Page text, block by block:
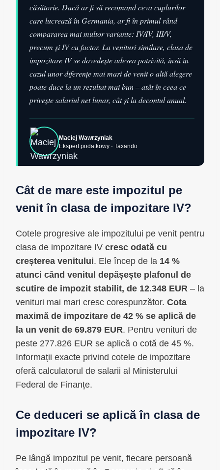
căsătorie. Dacă ar fi să recomand ceva cuplurilor
care lucrează în Germania, ar fi în primul rând
compararea mai multor variante: IV/IV, III/V,
precum și IV cu factor. La venituri similare, clasa de
impozitare IV se dovedește adesea potrivită, însă în
cazul unor diferențe mai mari de venit o altă alegere
poate duce la un rezultat mai bun – atât în ceea ce
privește salariul net lunar, cât și la decontul anual.
Maciej Wawrzyniak
Ekspert podatkowy · Taxando
Cât de mare este impozitul pe
venit în clasa de impozitare IV?
Cotele progresive ale impozitului pe venit pentru
clasa de impozitare IV cresc odată cu
creșterea venitului. Ele încep de la 14 %
atunci când venitul depășește plafonul de
scutire de impozit stabilit, de 12.348 EUR – la
venituri mai mari cresc corespunzător. Cota
maximă de impozitare de 42 % se aplică de
la un venit de 69.879 EUR. Pentru venituri de
peste 277.826 EUR se aplică o cotă de 45 %.
Informații exacte privind cotele de impozitare
oferă calculatorul de salarii al Ministerului
Federal de Finanțe.
Ce deduceri se aplică în clasa de
impozitare IV?
Pe lângă impozitul pe venit, fiecare persoană